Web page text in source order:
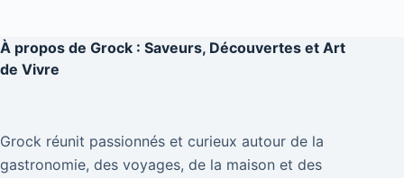
À propos de Grock : Saveurs, Découvertes et Art
de Vivre
Grock réunit passionnés et curieux autour de la
gastronomie, des voyages, de la maison et des